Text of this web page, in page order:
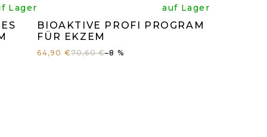
Lager
BIOAKTIVE PROFI PROGRAM
FÜR EKZEM
Die
auf Lager
64,90 €70,60 €–8 %